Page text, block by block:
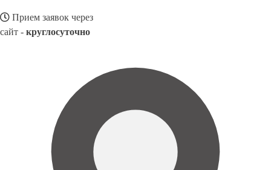
Прием заявок через
сайт - круглосуточно